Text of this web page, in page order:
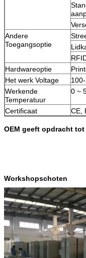
Andere
Toegangsoptie
Hardwareoptie
Het werk Voltage
Werkende
Temperatuur
0 ~
Certificaat CE,
OEM geeft opdracht tot
Workshopschoten